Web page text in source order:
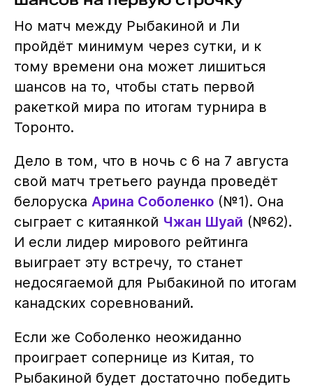
Но матч между Рыбакиной и Ли
пройдёт минимум через сутки, и к
тому времени она может лишиться
шансов на то, чтобы стать первой
ракеткой мира по итогам турнира в
Торонто.
Дело в том, что в ночь с 6 на 7 августа
свой матч третьего раунда проведёт
белоруска Арина Соболенко(№1). Она
сыграет с китаянкой Чжан Шуай (№62).
И если лидер мирового рейтинга
выиграет эту встречу, то станет
недосягаемой для Рыбакиной по итогам
канадских соревнований.
Если же Соболенко неожиданно
проиграет сопернице из Китая, то
Рыбакиной будет достаточно победить